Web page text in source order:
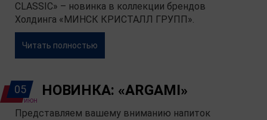
CLASSIC» – новинка в коллекции брендов
Холдинга «МИНСК КРИСТАЛЛ ГРУПП».
Читать полностью
05
июн
НОВИНКА: «ARGAMI»
Представляем вашему вниманию напиток